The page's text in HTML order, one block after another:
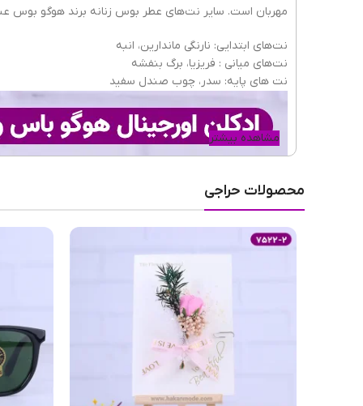
کشور مبدا برند
پراکندگی
طبع رایحه
مهربان است. سایر نت‌های عطر بوس زنانه برند هوگو بوس
نت‌های ابتدایی: نارنگی ماندارین، انبه
نت‌های میانی : فریزیا، برگ بنفشه
نت های پایه: سدر، چوب صندل سفید
مشاهده بیشتر
محصولات حراجی